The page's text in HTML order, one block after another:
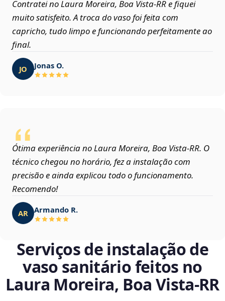
Contratei no Laura Moreira, Boa Vista‑RR e fiquei
muito satisfeito. A troca do vaso foi feita com
capricho, tudo limpo e funcionando perfeitamente ao
final.
JO Jonas O.
Ótima experiência no Laura Moreira, Boa Vista‑RR. O
técnico chegou no horário, fez a instalação com
precisão e ainda explicou todo o funcionamento.
Recomendo!
AR Armando R.
Serviços de instalação de
vaso sanitário feitos no
Laura Moreira, Boa Vista‑RR